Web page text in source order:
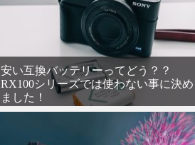
安い互換バッテリーってどう？？
RX100シリーズでは使わない事に決め
ました！